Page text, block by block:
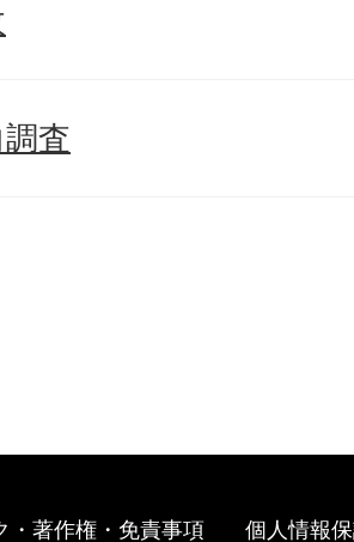
査
・著作権・免責事項 個人情報